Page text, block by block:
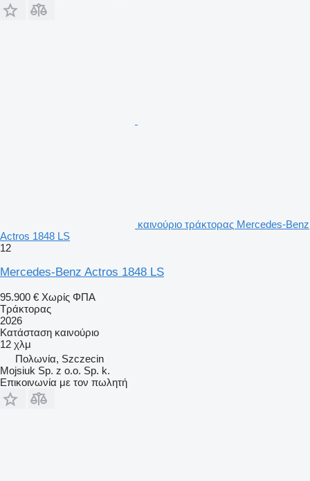
καινούριο τράκτορας Mercedes-Benz
Actros 1848 LS
12
Mercedes-Benz Actros 1848 LS
95.900 € Χωρίς ΦΠΑ
Τράκτορας
2026
Κατάσταση καινούριο
12 χλμ
Πολωνία, Szczecin
Mojsiuk Sp. z o.o. Sp. k.
Επικοινωνία με τον πωλητή